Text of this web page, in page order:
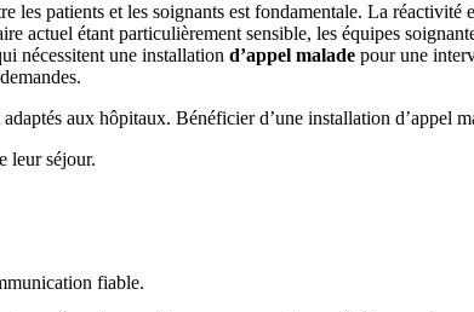
les patients et les soignants est fondamentale. La
actuel étant particulièrement sensible, les équipes
nécessitent une installation d’appel malade pour une
aux hôpitaux. Bénéficier d’une installation d’appel
leur séjour.
fiable.